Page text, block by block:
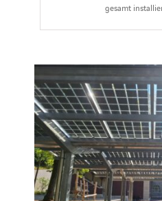
gesamt